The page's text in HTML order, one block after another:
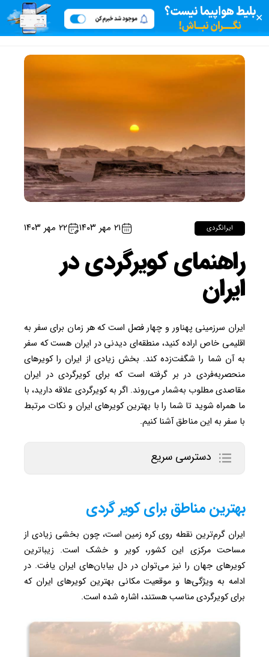
✕
ایرانگردی ۲۱ مهر ۱۴۰۳ ۲۲ مهر ۱۴۰۳
راهنمای کویرگردی در
ایران
ایران سرزمینی پهناور و چهار فصل است که هر زمان برای سفر به
اقلیمی خاص اراده کنید، منطقه‌ای دیدنی در ایران هست که سفر
به آن شما را شگفت‌زده کند. بخش زیادی از ایران را کویرهای
منحصربه‌فردی در بر گرفته است که برای کویرگردی در ایران
مقاصدی مطلوب به‌شمار می‌روند. اگر به کویرگردی علاقه دارید، با
ما همراه شوید تا شما را با بهترین کویرهای ایران و نکات مرتبط
با سفر به این مناطق آشنا کنیم.
دسترسی سریع
بهترین مناطق برای کویر گردی
ایران گرم‌ترین نقطه روی کره زمین است، چون بخشی زیادی از
مساحت مرکزی این کشور، کویر و خشک است. زیباترین
کویرهای جهان را نیز می‌توان در دل بیابان‌های ایران یافت. در
ادامه به ویژگی‌ها و موقعیت مکانی بهترین کویرهای ایران که
برای کویرگردی مناسب هستند، اشاره شده است.